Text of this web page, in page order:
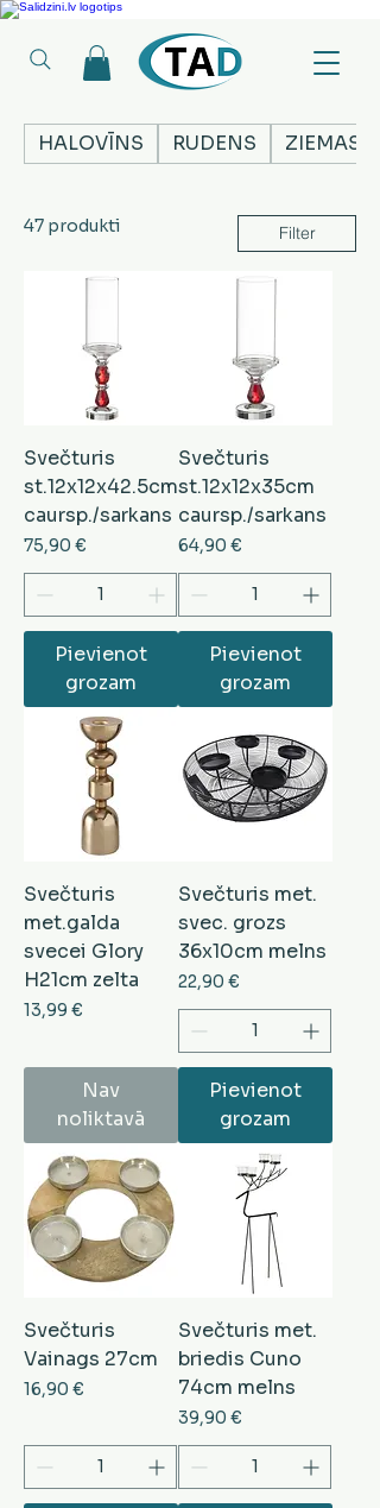
Ledusskapji, Sadzīves tehnika, Smaržas,
HALOVĪNS RUDENS
47 produkti Filter
Svečturis
st.12x12x42.5cm
caursp./sarkans
Cena
75,90 €
Pievienot
grozam
Svečturis
st.12x12x35cm
caursp./sarkans
Cena
64,90 €
Pievienot
grozam
Svečturis
met.galda
svecei Glory
H21cm zelta
Cena
13,99 €
Nav
noliktavā
Svečturis met.
svec. grozs
36x10cm melns
Cena
22,90 €
Pievienot
grozam
Svečturis
Vainags 27cm
Cena
16,90 €
Svečturis met.
briedis Cuno
74cm melns
Cena
39,90 €